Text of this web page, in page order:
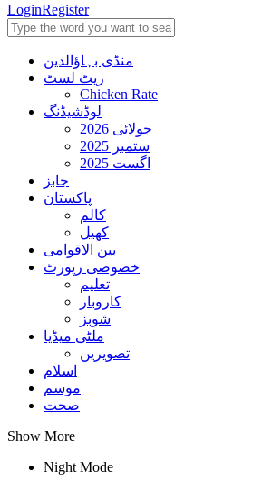
LoginRegister
منڈی بہاؤالدین
ریٹ لسٹ
Chicken Rate
لوڈشیڈنگ
جولائی 2026
ستمبر 2025
اگست 2025
جابز
پاکستان
کالم
کھیل
بین الاقوامی
خصوصی رپورٹ
تعلیم
کاروبار
شوبز
ملٹی میڈیا
تصویریں
اسلام
موسم
صحت
Show More
Night Mode